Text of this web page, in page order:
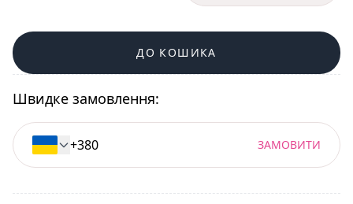
ДО КОШИКА
Швидке замовлення:
ЗАМОВИТИ